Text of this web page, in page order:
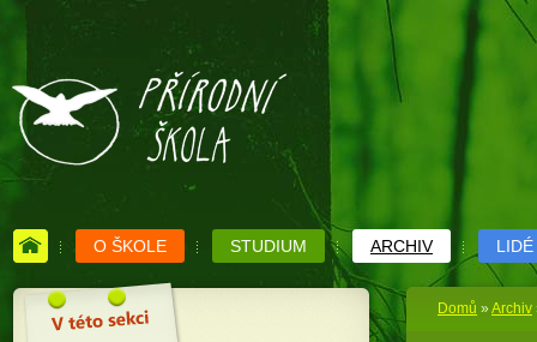
O ŠKOLE STUDIUM ARCHIV LIDÉ
Domů » Archiv